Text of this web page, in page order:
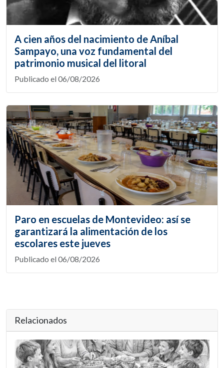
A cien años del nacimiento de Aníbal
Sampayo, una voz fundamental del
patrimonio musical del litoral
Publicado el 06/08/2026
Paro en escuelas de Montevideo: así se
garantizará la alimentación de los
escolares este jueves
Publicado el 06/08/2026
Relacionados